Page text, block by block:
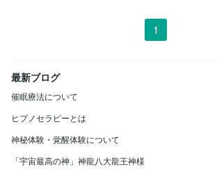
1
最新ブログ
催眠療法について
ヒプノセラピーとは
神秘体験・覚醒体験について
「宇宙最高の神」神龍八大龍王神様